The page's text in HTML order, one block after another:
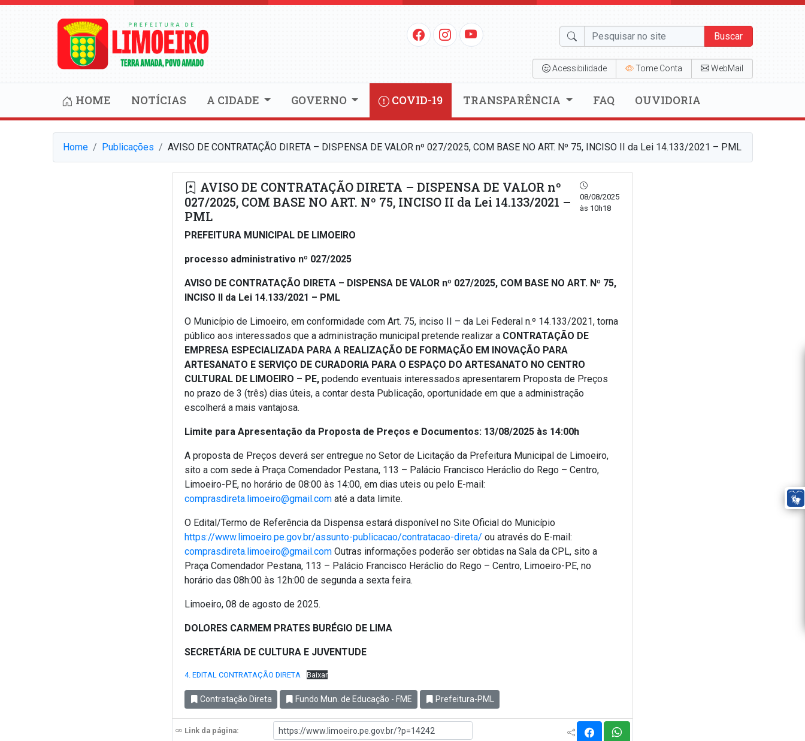
Buscar
Acessibilidade Tome Conta WebMail
HOME NOTÍCIAS A CIDADE GOVERNO COVID-19 TRANSPARÊNCIA FAQ OUVIDORIA
Home Publicações AVISO DE CONTRATAÇÃO DIRETA – DISPENSA DE VALOR nº 027/2025, COM BASE NO ART. Nº 75, INCISO II da Lei 14.133/2021 – PML
AVISO DE CONTRATAÇÃO DIRETA – DISPENSA DE VALOR nº
027/2025, COM BASE NO ART. Nº 75, INCISO II da Lei 14.133/2021 –
PML
08/08/2025
às 10h18
PREFEITURA MUNICIPAL DE LIMOEIRO
processo administrativo nº 027/2025
AVISO DE CONTRATAÇÃO DIRETA – DISPENSA DE VALOR nº 027/2025, COM BASE NO ART. Nº 75,
INCISO II da Lei 14.133/2021 – PML
O Município de Limoeiro, em conformidade com Art. 75, inciso II – da Lei Federal n.º 14.133/2021, torna
público aos interessados que a administração municipal pretende realizar a CONTRATAÇÃO DE
EMPRESA ESPECIALIZADA PARA A REALIZAÇÃO DE FORMAÇÃO EM INOVAÇÃO PARA
ARTESANATO E SERVIÇO DE CURADORIA PARA O ESPAÇO DO ARTESANATO NO CENTRO
CULTURAL DE LIMOEIRO – PE,podendo eventuais interessados apresentarem Proposta de Preços
no prazo de 3 (três) dias úteis, a contar desta Publicação, oportunidade em que a administração
escolherá a mais vantajosa.
Limite para Apresentação da Proposta de Preços e Documentos: 13/08/2025 às 14:00h
A proposta de Preços deverá ser entregue no Setor de Licitação da Prefeitura Municipal de Limoeiro,
sito a com sede à Praça Comendador Pestana, 113 – Palácio Francisco Heráclio do Rego – Centro,
Limoeiro-PE, no horário de 08:00 às 14:00, em dias uteis ou pelo E-mail:
comprasdireta.limoeiro@gmail.com até a data limite.
O Edital/Termo de Referência da Dispensa estará disponível no Site Oficial do Município
https://www.limoeiro.pe.gov.br/assunto-publicacao/contratacao-direta/ ou através do E-mail:
comprasdireta.limoeiro@gmail.com Outras informações poderão ser obtidas na Sala da CPL, sito a
Praça Comendador Pestana, 113 – Palácio Francisco Heráclio do Rego – Centro, Limoeiro-PE, no
horário das 08h:00 às 12h:00 de segunda a sexta feira.
Limoeiro, 08 de agosto de 2025.
DOLORES CARMEM PRATES BURÉGIO DE LIMA
SECRETÁRIA DE CULTURA E JUVENTUDE
4. EDITAL CONTRATAÇÃO DIRETA Baixar
Contratação Direta Fundo Mun. de Educação - FME Prefeitura-PML
Link da página: